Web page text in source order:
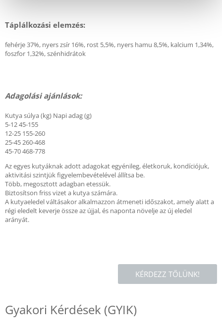
Táplálkozási elemzés:
fehérje 37%, nyers zsír 16%, rost 5,5%, nyers hamu 8,5%, kalcium 1,34%,
foszfor 1,32%, szénhidrátok
Adagolási ajánlások:
Kutya súlya (kg) Napi adag (g)
5-12 45-155
12-25 155-260
25-45 260-468
45-70 468-778
Az egyes kutyáknak adott adagokat egyénileg, életkoruk, kondíciójuk,
aktivitási szintjük figyelembevételével állítsa be.
Több, megosztott adagban etessük.
Biztosítson friss vizet a kutya számára.
A kutyaeledel váltásakor alkalmazzon átmeneti időszakot, amely alatt a
régi eledelt keverje össze az újjal, és naponta növelje az új eledel
arányát.
KÉRDEZZ TŐLÜNK!
Gyakori Kérdések (GYIK)